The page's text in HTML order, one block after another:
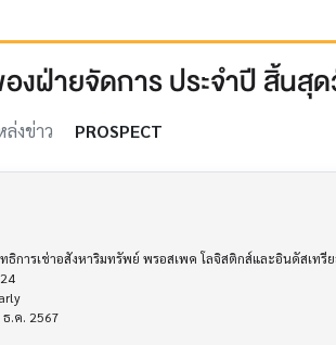
องฝ่ายจัดการ ประจำปี สิ้นสุ
ล่งข่าว PROSPECT
การเช่าอสังหาริมทรัพย์ พรอสเพค โลจิสติกส์และอินดัสเทรี